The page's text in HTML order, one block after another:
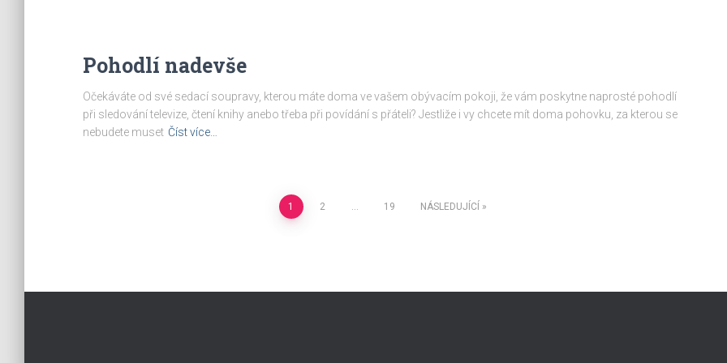
Pohodlí nadevše
Očekáváte od své sedací soupravy, kterou máte doma ve vašem obývacím pokoji, že vám poskytne naprosté pohodlí
při sledování televize, čtení knihy anebo třeba při povídání s přáteli? Jestliže i vy chcete mít doma pohovku, za kterou se
nebudete muset Číst více…
1 2 19 NÁSLEDUJÍCÍ